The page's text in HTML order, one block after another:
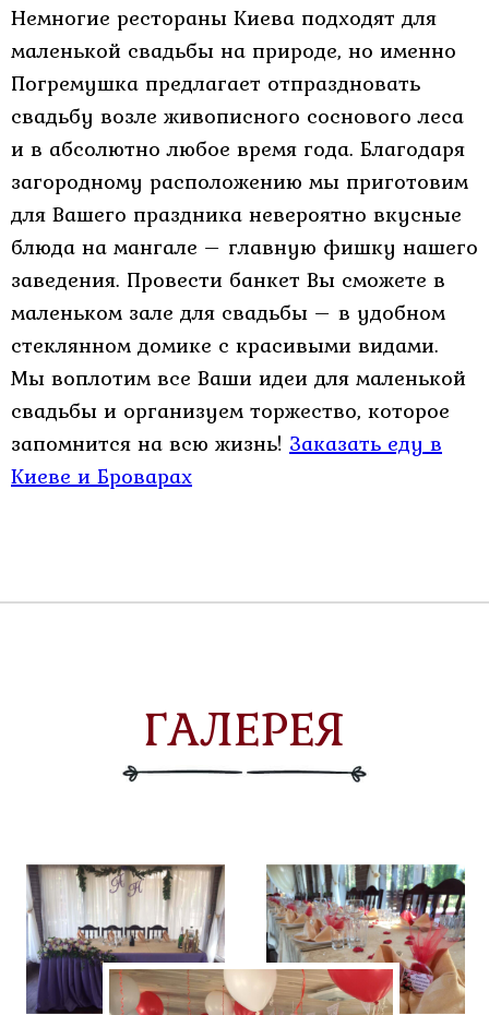
Немногие рестораны Киева подходят для
маленькой свадьбы на природе, но именно
Погремушка предлагает отпраздновать
свадьбу возле живописного соснового леса
и в абсолютно любое время года. Благодаря
загородному расположению мы приготовим
для Вашего праздника невероятно вкусные
блюда на мангале – главную фишку нашего
заведения. Провести банкет Вы сможете в
маленьком зале для свадьбы – в удобном
стеклянном домике с красивыми видами.
Мы воплотим все Ваши идеи для маленькой
свадьбы и организуем торжество, которое
запомнится на всю жизнь! Заказать еду в
Киеве и Броварах
ГАЛЕРЕЯ